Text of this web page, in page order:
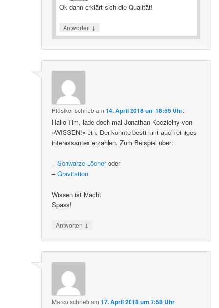
Ok dann erklärt sich die Qualität!
Antworten ↓
Pfüsikerschriebam14. April 2018 um 18:55 Uhr:
Hallo Tim, lade doch mal Jonathan Koczielny von
»WISSEN!« ein. Der könnte bestimmt auch einiges
interessantes erzählen. Zum Beispiel über:
–Schwarze Löcheroder
–Gravitation
Wissen ist Macht
Spass!
Antworten ↓
Marco schriebam17. April 2018 um 7:58 Uhr: